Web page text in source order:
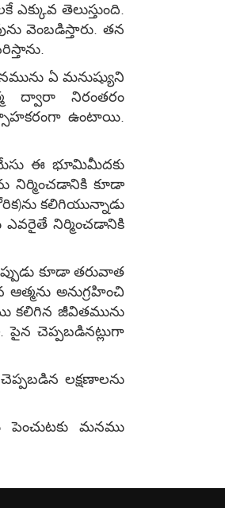
తెలుస్తుంది.
వెంబడిస్తారు. తన
ఏ మనుష్యుని
ద్వారా నిరంతరం
ఉంటాయి.
ఈ భూమిమీదకు
నిర్మించడానికి కూడా
కలిగియున్నాడు
ఎవరైతే నిర్మించడానికి
కూడా తరువాత
ఆత్మను అనుగ్రహించి
కలిగిన జీవితమును
. పైన చెప్పబడినట్లుగా
లక్షణాలను
మనము